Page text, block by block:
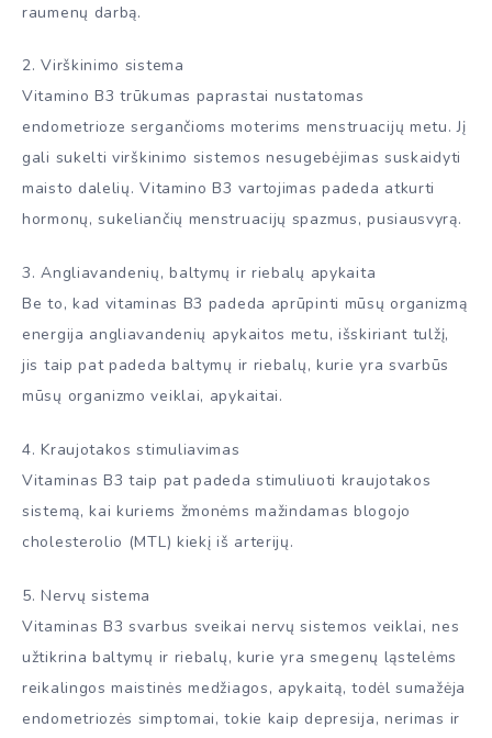
raumenų darbą.
2. Virškinimo sistema
Vitamino B3 trūkumas paprastai nustatomas
endometrioze sergančioms moterims menstruacijų metu. Jį
gali sukelti virškinimo sistemos nesugebėjimas suskaidyti
maisto dalelių. Vitamino B3 vartojimas padeda atkurti
hormonų, sukeliančių menstruacijų spazmus, pusiausvyrą.
3. Angliavandenių, baltymų ir riebalų apykaita
Be to, kad vitaminas B3 padeda aprūpinti mūsų organizmą
energija angliavandenių apykaitos metu, išskiriant tulžį,
jis taip pat padeda baltymų ir riebalų, kurie yra svarbūs
mūsų organizmo veiklai, apykaitai.
4. Kraujotakos stimuliavimas
Vitaminas B3 taip pat padeda stimuliuoti kraujotakos
sistemą, kai kuriems žmonėms mažindamas blogojo
cholesterolio (MTL) kiekį iš arterijų.
5. Nervų sistema
Vitaminas B3 svarbus sveikai nervų sistemos veiklai, nes
užtikrina baltymų ir riebalų, kurie yra smegenų ląstelėms
reikalingos maistinės medžiagos, apykaitą, todėl sumažėja
endometriozės simptomai, tokie kaip depresija, nerimas ir